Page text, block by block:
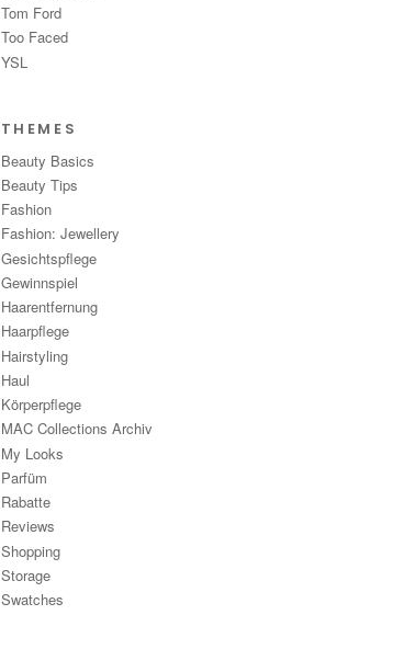
Tom Ford
Too Faced
YSL
THEMES
Beauty Basics
Beauty Tips
Fashion
Fashion: Jewellery
Gesichtspflege
Gewinnspiel
Haarentfernung
Haarpflege
Hairstyling
Haul
Körperpflege
MAC Collections Archiv
My Looks
Parfüm
Rabatte
Reviews
Shopping
Storage
Swatches